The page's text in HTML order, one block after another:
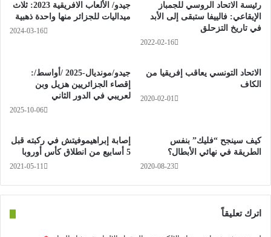
نهائي دوري الأبطال، فيما يجمع نصف النهائي الآخر بين الأهلي
المصري والوداد المغربي.
جيدو/ الألعاب الافريقية 2023: ثلاث
ميداليات للجزائر منها واحدة ذهبية
2024-03-16
رئيسة الاتحاد الروسي للجمباز
الإيقاعي: فالييفا ستبقى إلى الأبد
في تاريخ التزحلق
2022-02-16
جيدو/مونديال-2025 /أواسط/:
إقصاء الجزائريين هزيل وبن
لعريبي في الدور الثاني
2025-10-06
الاتحاد التونسي يعاقب إفريقيا من
الكاف
2020-02-01
إصابة إبراهيموفيتش في ركبته قبل
5 أسابيع من انطلاق كأس أوروبا
2021-05-11
كيف سينجح “فليك” بنفس
الطريقة في نهائي الأبطال؟
2020-08-23
اترك تعليقاً